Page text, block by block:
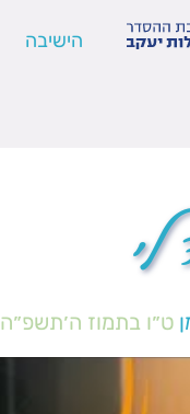
הישיבה
ט״ו בתמוז ה׳תשפ״ה